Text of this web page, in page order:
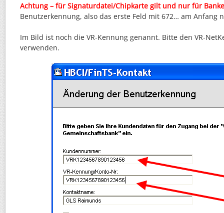
Achtung – für Signaturdatei/Chipkarte gilt und nur für
Benutzerkennung, also das erste Feld mit 672… am Anfang
Im Bild ist noch die VR-Kennung genannt. Bitte den VR-
verwenden.